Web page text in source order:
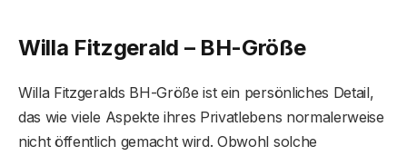
Willa Fitzgerald – BH-Größe
Willa Fitzgeralds BH-Größe ist ein persönliches Detail,
das wie viele Aspekte ihres Privatlebens normalerweise
nicht öffentlich gemacht wird. Obwohl solche